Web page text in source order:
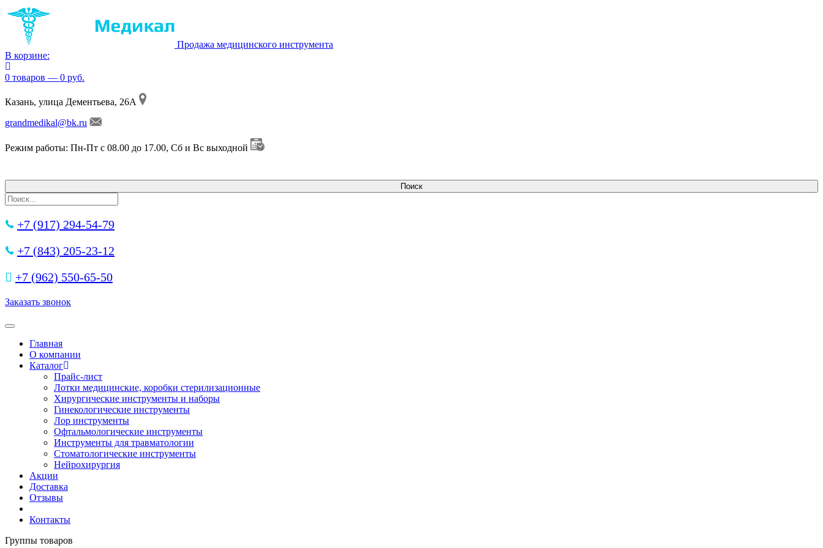
Продажа медицинского инструмента
В корзине:
0 товаров — 0 руб.
Казань, улица Дементьева, 26А
grandmedikal@bk.ru
Режим работы: Пн-Пт с 08.00 до 17.00, Сб и Вс выходной
+7 (917) 294-54-79
+7 (843) 205-23-12
+7 (962) 550‑65‑50‬
Заказать звонок
Toggle navigation
Главная
О компании
Каталог
Прайс-лист
Лотки медицинские, коробки стерилизационные
Хирургические инструменты и наборы
Гинекологические инструменты
Лор инструменты
Офтальмологические инструменты
Инструменты для травматологии
Стоматологические инструменты
Нейрохирургия
Акции
Доставка
Отзывы
Контакты
Группы товаров